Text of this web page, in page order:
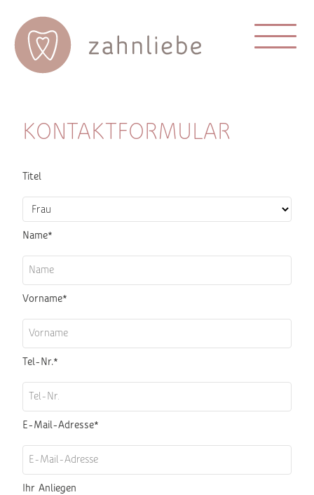
KONTAKTFORMULAR
Titel
Name*
Vorname*
Tel-Nr.*
E-Mail-Adresse*
Ihr Anliegen